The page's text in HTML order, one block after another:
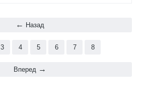
Назад
3 4 5 6 7 8
Вперед